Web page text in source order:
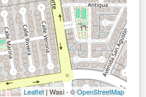
Leaflet | Wasi - ©OpenStreetMap